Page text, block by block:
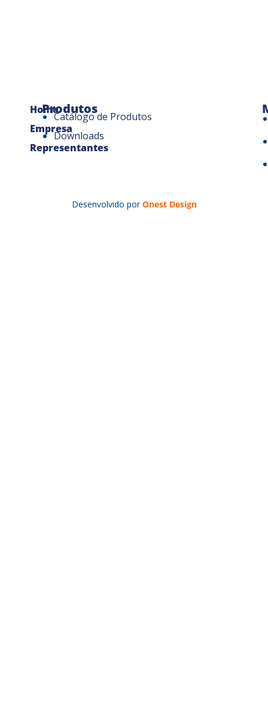
Home
Empresa
Representantes
Produtos
Catálogo de Produtos
Downloads
Desenvolvido por Onest Design